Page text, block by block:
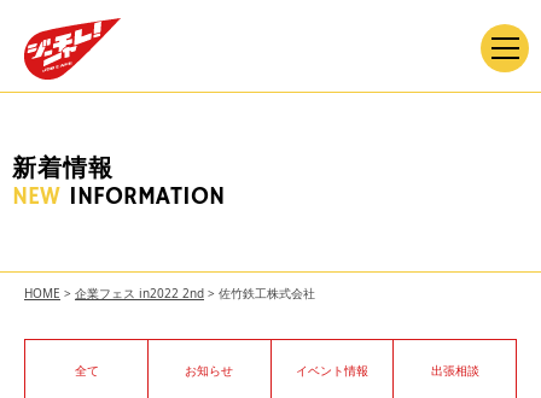
新着情報
NEW INFORMATION
HOME > 企業フェス in2022 2nd > 佐竹鉄工株式会社
全て お知らせ イベント情報 出張相談